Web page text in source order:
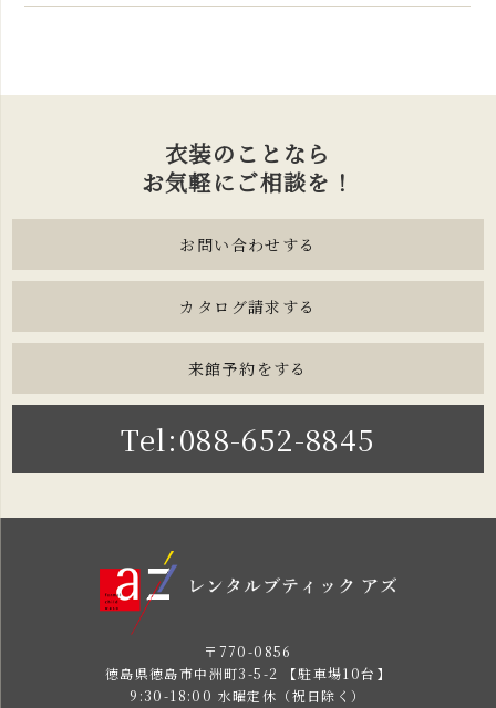
衣装のことなら
お気軽にご相談を！
お問い合わせする
カタログ請求する
来館予約をする
Tel:088-652-8845
〒770-0856
徳島県徳島市中洲町3-5-2 【駐車場10台】
9:30-18:00 水曜定休（祝日除く）